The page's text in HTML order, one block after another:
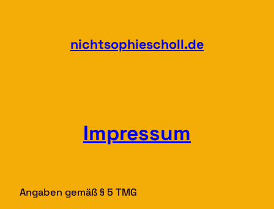
nichtsophiescholl.de
Impressum
Angaben gemäß § 5 TMG